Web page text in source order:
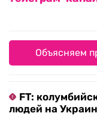
Объясняем
FT:
людей на